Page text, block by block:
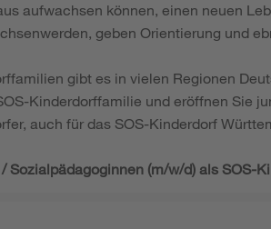
aufwachsen können, einen neuen
geben Orientierung und
gibt es in vielen Regionen
Kinderdorffamilie und eröffnen Sie
auch für das SOS-Kinderdorf
Sozialpädagoginnen (m/w/d) als SOS-